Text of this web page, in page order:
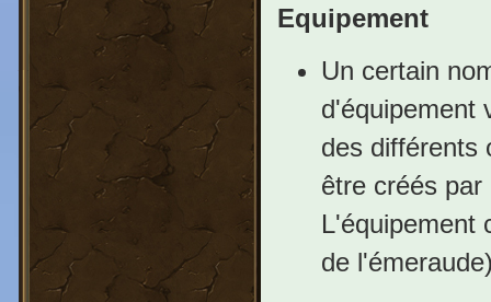
Equipement
Un certain
d'équipement
des différents
être créés
L'équipement
de